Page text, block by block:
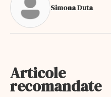
Simona Duta
Articole
recomandate